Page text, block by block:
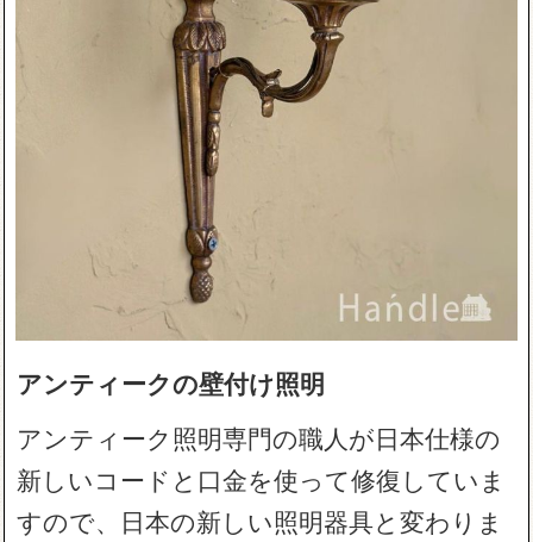
アンティークの壁付け照明
アンティーク照明専門の職人が日本仕様の
新しいコードと口金を使って修復していま
すので、日本の新しい照明器具と変わりま